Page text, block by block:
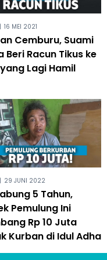
| 16 MEI 2021
Cemburu, Suami
Beri Racun Tikus ke
Lagi Hamil
| 29 JUNI 2022
5 Tahun,
Pemulung Ini
Rp 10 Juta
Kurban di Idul Adha